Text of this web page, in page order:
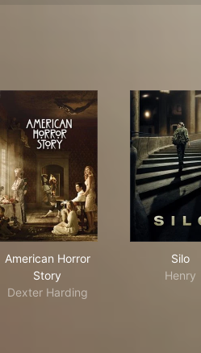
American Horror
Story
Dexter Harding
Silo
Henry